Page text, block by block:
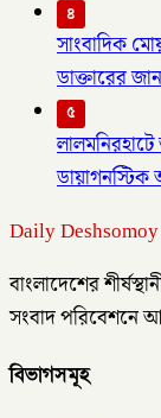
৪
সাংবাদিক
ডাক্তারের
৫
ডায়াগনস্টিক
Daily Deshsomoy
বাংলাদেশের
সংবাদ পরিবেশনে
বিভাগসমূহ